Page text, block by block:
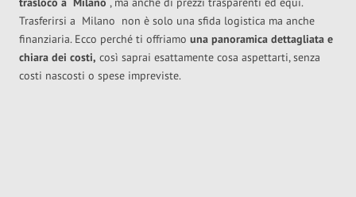
Trasferirsi a Milano non è solo una sfida logistica ma anche
finanziaria. Ecco perché ti offriamo una panoramica dettagliata e
chiara dei costi, così saprai esattamente cosa aspettarti, senza
costi nascosti o spese impreviste.